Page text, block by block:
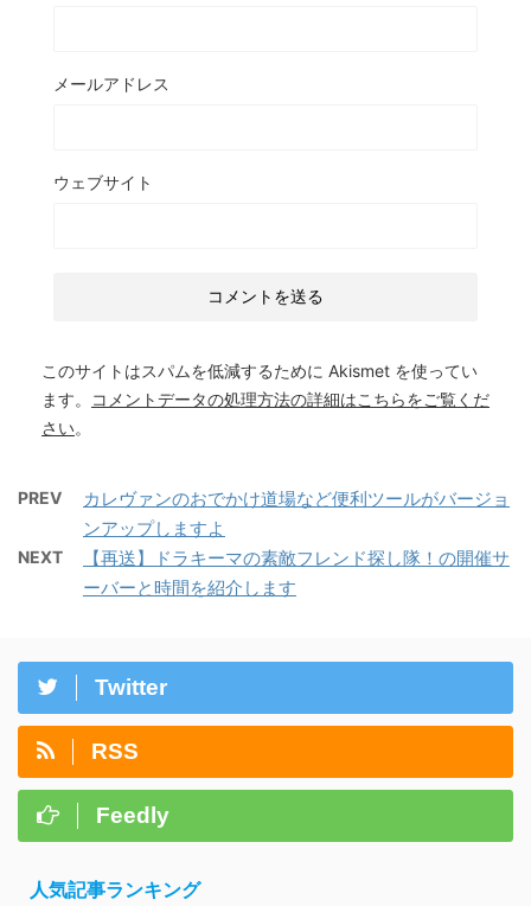
メールアドレス
ウェブサイト
このサイトはスパムを低減するために Akismet を使ってい
ます。
コメントデータの処理方法の詳細はこちらをご覧くだ
さい。
PREV
カレヴァンのおでかけ道場など便利ツールがバージョ
ンアップしますよ
NEXT
【再送】ドラキーマの素敵フレンド探し隊！の開催サ
ーバーと時間を紹介します
Twitter
RSS
Feedly
人気記事ランキング